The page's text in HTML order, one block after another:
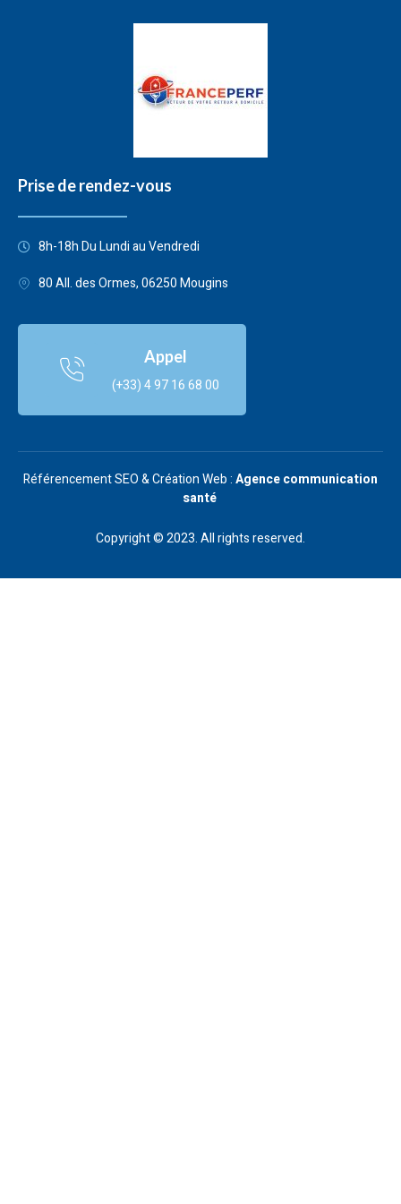
Prise de rendez-vous
8h-18h Du Lundi au Vendredi
80 All. des Ormes, 06250 Mougins
Appel
(+33) 4 97 16 68 00
Référencement SEO & Création Web :Agence communication
santé
Copyright © 2023. All rights reserved.